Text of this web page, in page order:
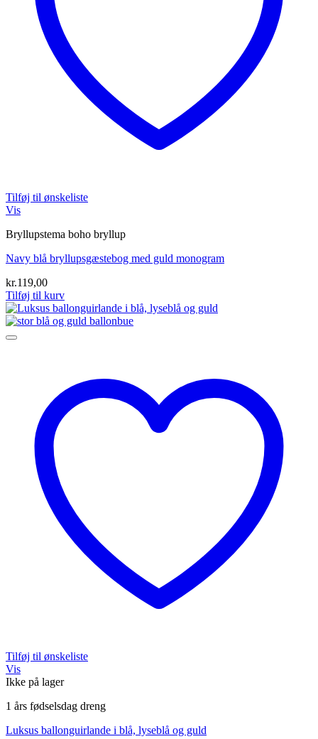
Tilføj til ønskeliste
Vis
Bryllupstema boho bryllup
Navy blå bryllupsgæstebog med guld monogram
kr.119,00
Tilføj til kurv
Tilføj til ønskeliste
Vis
Ikke på lager
1 års fødselsdag dreng
Luksus ballonguirlande i blå, lyseblå og guld